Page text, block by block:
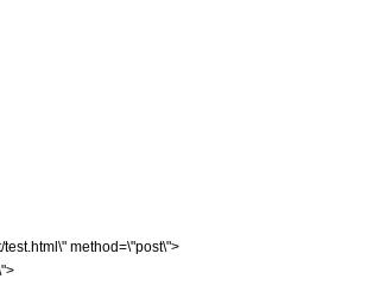
method=\"post\">